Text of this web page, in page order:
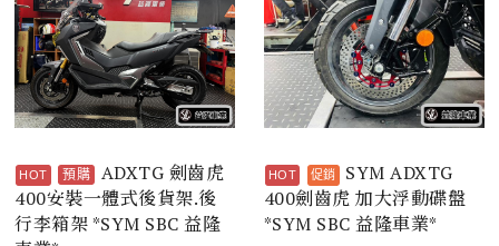
預購
ADXTG 劍齒虎
400安裝一體式後貨架.後
行李箱架 *SYM SBC 益隆
SYM ADXTG
400劍齒虎 加大浮動碟盤
*SYM SBC 益隆車業*